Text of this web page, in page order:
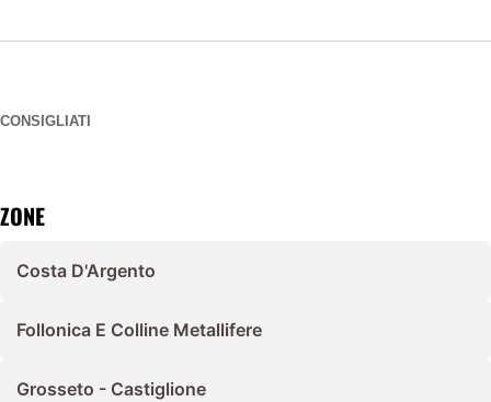
CONSIGLIATI
ZONE
Costa D'Argento
Follonica E Colline Metallifere
Grosseto - Castiglione